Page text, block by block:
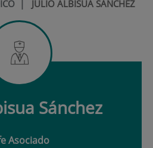
| JULIO ALBISUA SÁNCHEZ
Sánchez
Asociado